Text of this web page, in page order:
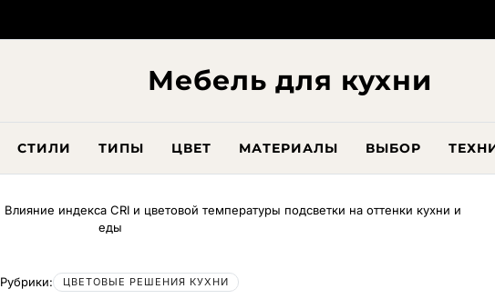
Мебель для кухни
СТИЛИ ТИПЫ ЦВЕТ МАТЕРИАЛЫ ВЫБОР
Влияние индекса CRI и цветовой температуры подсветки на оттенки кухни и
еды
Рубрики: ЦВЕТОВЫЕ РЕШЕНИЯ КУХНИ